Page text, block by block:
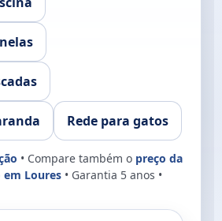
Rede para gatos
• Compare também o preço da
em Loures • Garantia 5 anos •